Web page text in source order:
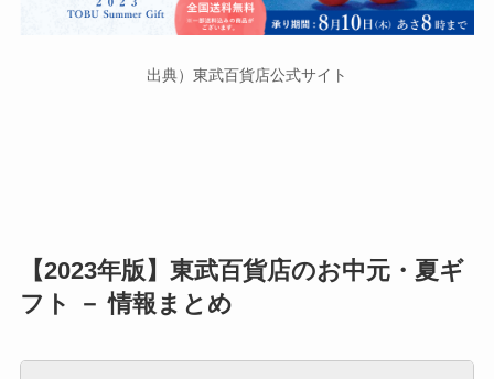
出典）東武百貨店公式サイト
【2023年版】東武百貨店のお中元・夏ギ
フト － 情報まとめ